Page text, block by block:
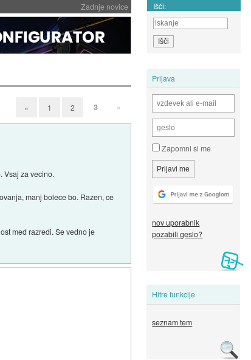
Zadnje novice Išči:
Prijava
Zapomni si me
nov uporabnik
pozabili geslo?
Hitre funkcije
seznam tem
« 1 2 3 »
Vsaj za vecino.
manj bolece bo. Razen, ce
med razredi. Se vedno je